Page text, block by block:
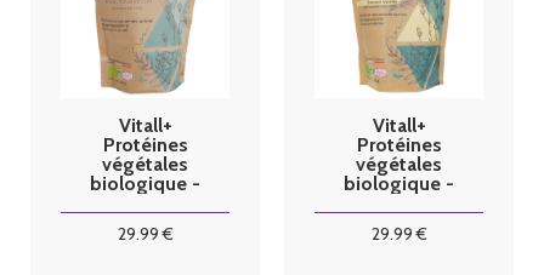
Vitall+
Protéines
végétales
biologique -
29.99€
Vitall+
Protéines
végétales
biologique -
29.99€